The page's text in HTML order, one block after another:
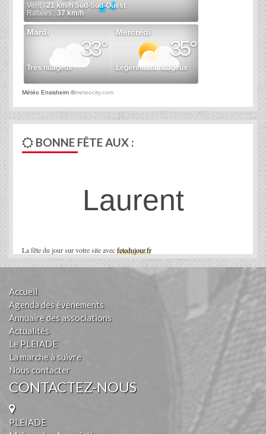
Météo Ensisheim ©meteocity.com
BONNE FÊTE AUX :
La fête du jour sur votre site avecfetedujour.fr
Laurent
Accueil
Agenda des événements
Annuaire des associations
Actualités
Le PLEIADE
La marche à suivre
Nous contacter
CONTACTEZ-NOUS
PLEIADE